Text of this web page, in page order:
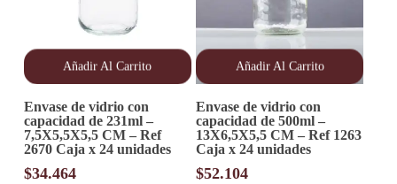
Añadir Al Carrito
Envase de vidrio con
capacidad de 231ml –
7,5X5,5X5,5 CM – Ref
2670 Caja x 24 unidades
$34.464
Añadir Al Carrito
Envase de vidrio con
capacidad de 500ml –
13X6,5X5,5 CM – Ref 1263
Caja x 24 unidades
$52.104